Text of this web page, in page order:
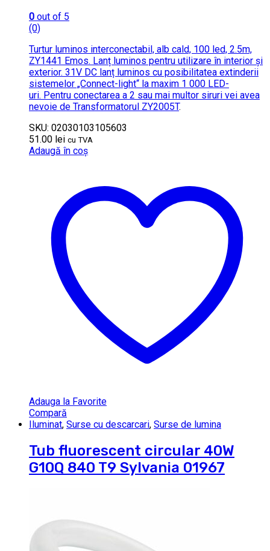
0 out of 5
(0)
Turtur luminos interconectabil, alb cald, 100 led, 2.5m,
ZY1441 Emos. Lanț luminos pentru utilizare în interior și
exterior. 31V DC lanț luminos cu posibilitatea extinderii
sistemelor „Connect-light“ la maxim 1 000 LED-
uri. Pentru conectarea a 2 sau mai multor siruri vei avea
nevoie de Transformatorul ZY2005T.
SKU: 02030103105603
51.00 lei cu TVA
Adaugă în coș
Adauga la Favorite
Compară
Iluminat, Surse cu descarcari, Surse de lumina
Tub fluorescent circular 40W
G10Q 840 T9 Sylvania 01967